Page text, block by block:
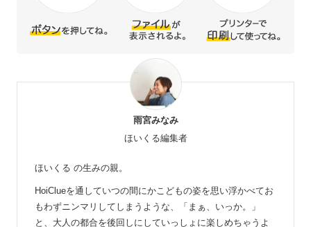
雨宮みなみ
ほいくる編集者
ほいくる の生みの親。
HoiClueを通していつの間にかこどもの姿を思い浮かべてお
もわずニンマリしてしまうような、「まぁ、いっか。」
と、大人の都合を後回しにしていっしょに楽しめちゃうよ